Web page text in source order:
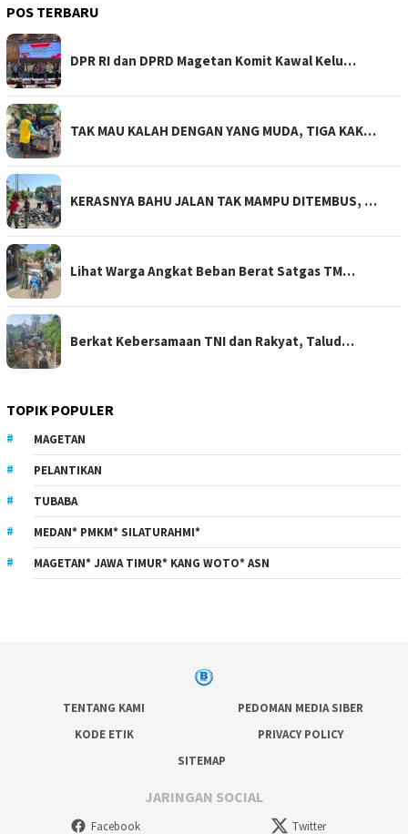
POS TERBARU
DPR RI dan DPRD Magetan Komit Kawal Kelu…
TAK MAU KALAH DENGAN YANG MUDA, TIGA KAK…
KERASNYA BAHU JALAN TAK MAMPU DITEMBUS, …
Lihat Warga Angkat Beban Berat Satgas TM…
Berkat Kebersamaan TNI dan Rakyat, Talud…
TOPIK POPULER
MAGETAN
PELANTIKAN
TUBABA
MEDAN* PMKM* SILATURAHMI*
MAGETAN* JAWA TIMUR* KANG WOTO* ASN
TENTANG KAMI
PEDOMAN MEDIA SIBER
KODE ETIK
PRIVACY POLICY
SITEMAP
JARINGAN SOCIAL
Facebook Twitter